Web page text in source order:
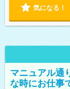
気になる！
マニュアル通
な時にお仕事